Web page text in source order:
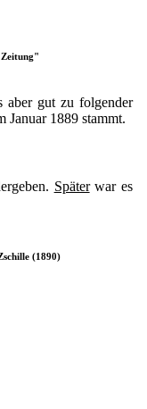
Zeitung"
aber gut zu folgender
Januar 1889 stammt.
Späterwar es
(1890)